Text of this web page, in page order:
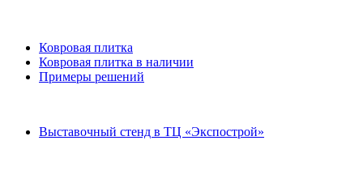
Ковровая плитка
Ковровая плитка в наличии
Примеры решений
Выставочный стенд в ТЦ «Экспострой»